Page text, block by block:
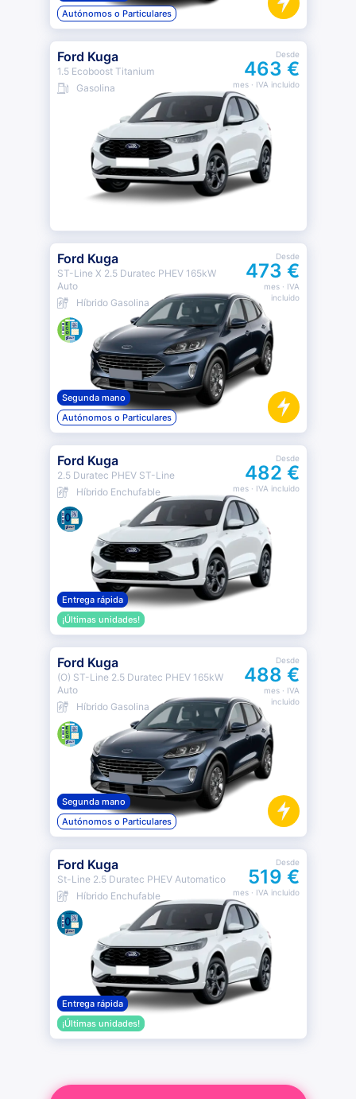
Autónomos o Particulares
Ford Kuga
1.5 Ecoboost Titanium
Gasolina
Desde
463 €
mes· IVA incluido
Ford Kuga
ST-Line X 2.5 Duratec PHEV 165kW
Auto
Híbrido Gasolina
Desde
473 €
mes· IVA
incluido
Segunda mano
Autónomos o Particulares
Ford Kuga
2.5 Duratec PHEV ST-Line
Híbrido Enchufable
Desde
482 €
mes· IVA incluido
Entrega rápida
¡Últimas unidades!
Ford Kuga
(O) ST-Line 2.5 Duratec PHEV 165kW
Auto
Híbrido Gasolina
Desde
488 €
mes· IVA
incluido
Segunda mano
Autónomos o Particulares
Ford Kuga
St-Line 2.5 Duratec PHEV Automatico
Híbrido Enchufable
Desde
519 €
mes· IVA incluido
Entrega rápida
¡Últimas unidades!